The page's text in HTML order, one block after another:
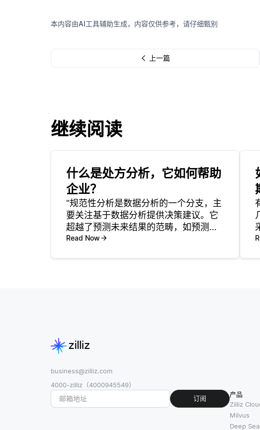
本内容由AI工具辅助生成，内容仅供参考，请仔细甄别
上一篇
继续阅读
什么是处方分析，它如何帮助
企业？
"规范性分析是数据分析的一个分支，主
要关注基于数据分析提供决策建议。它
超越了预测未来结果的范畴，如预测分
析所做的那样，建议采取具体行动以实
Read Now
business@zilliz.com
4000-zilliz（4000945549）
订阅
产品
Zilliz
Milvus
Deep